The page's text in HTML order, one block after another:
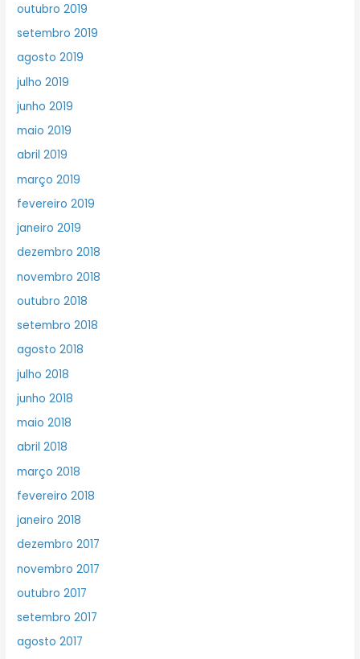
outubro 2019
setembro 2019
agosto 2019
julho 2019
junho 2019
maio 2019
abril 2019
março 2019
fevereiro 2019
janeiro 2019
dezembro 2018
novembro 2018
outubro 2018
setembro 2018
agosto 2018
julho 2018
junho 2018
maio 2018
abril 2018
março 2018
fevereiro 2018
janeiro 2018
dezembro 2017
novembro 2017
outubro 2017
setembro 2017
agosto 2017